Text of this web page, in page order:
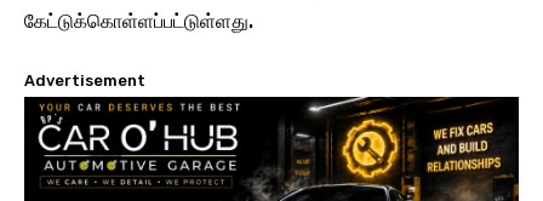
கேட்டுக்கொள்ளப்பட்டுள்ளது.
Advertisement